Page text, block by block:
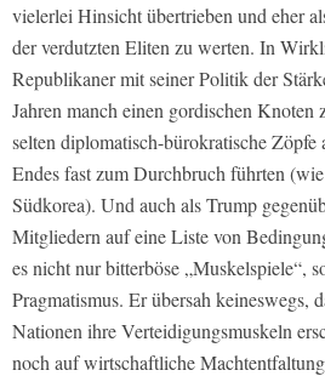
vielerlei Hinsicht übertrieben und eher
der verdutzten Eliten zu werten. In
Republikaner mit seiner Politik der
Jahren manch einen gordischen Knoten
selten diplomatisch-bürokratische Zöpfe
Endes fast zum Durchbruch führten
Südkorea). Und auch als Trump
Mitgliedern auf eine Liste von
es nicht nur bitterböse „Muskelspiele“,
Pragmatismus. Er übersah keineswegs,
Nationen ihre Verteidigungsmuskeln
noch auf wirtschaftliche